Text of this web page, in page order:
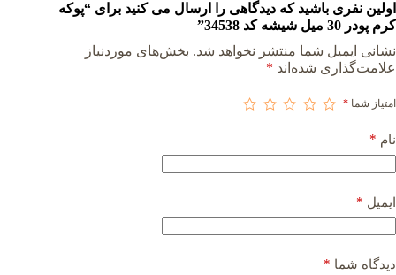
اولین نفری باشید که دیدگاهی را ارسال می کنید برای “پوکه
کرم پودر 30 میل شيشه کد 34538”
نشانی ایمیل شما منتشر نخواهد شد. بخش‌های موردنیاز
علامت‌گذاری شده‌اند *
امتیاز شما *
نام *
ایمیل *
دیدگاه شما *